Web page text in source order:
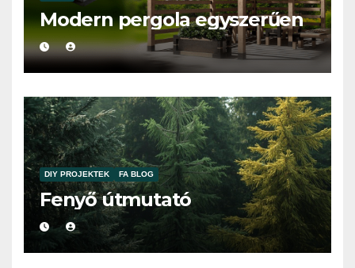
Modern pergola egyszerűen
DIY PROJEKTEK FA BLOG
Fenyő útmutató